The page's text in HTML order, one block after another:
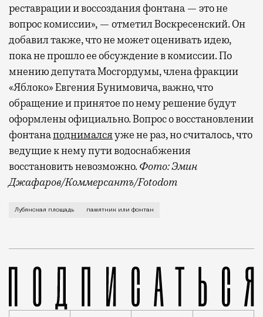
реставрации и воссоздания фонтана — это не
вопрос комиссии», — отметил Воскресенский. Он
добавил также, что не может оценивать идею,
пока не прошло ее обсуждение в комиссии. По
мнению депутата Мосгордумы, члена фракции
«Яблоко» Евгения Бунимовича, важно, что
обращение и принятое по нему решение будут
оформлены официально. Вопрос о восстановлении
фонтанаподнималсяуже не раз, но считалось, что
ведущие к нему пути водоснабжения
восстановить невозможно. Фото: Эмин
Джафаров/Коммерсантъ/Fotodom
Лубянская площадь памятник или фонтан